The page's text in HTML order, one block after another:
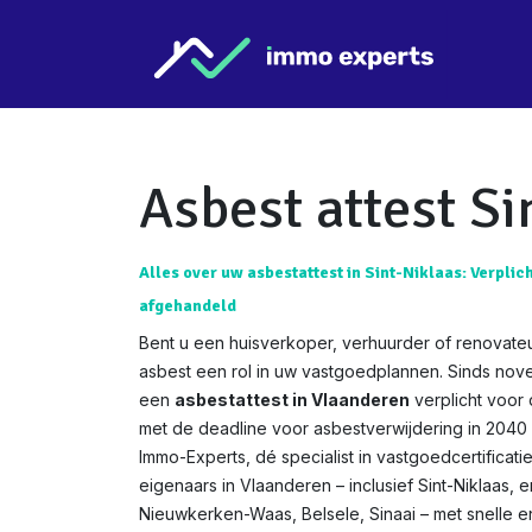
Asbest attest
Alles over uw asbestattest in Sint-Niklaas:
afgehandeld
Bent u een huisverkoper, verhuurder of
asbest een rol in uw vastgoedplannen. Sinds
een asbestattest in Vlaanderen verplicht voor
met de deadline voor asbestverwijdering in
Immo-Experts, dé specialist in
eigenaars in Vlaanderen – inclusief Sint-Niklaas,
Nieuwkerken-Waas, Belsele, Sinaai – met snelle